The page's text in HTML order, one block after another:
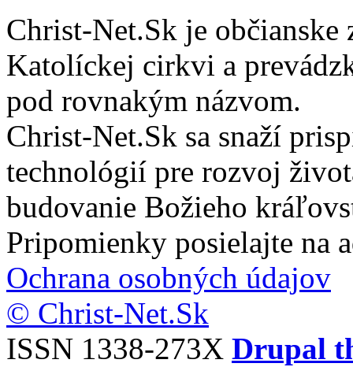
Christ-Net.Sk je
Katolíckej cirkvi a
pod rovnakým názvom.
Christ-Net.Sk sa snaží
technológií pre rozvoj
budovanie Božieho
Pripomienky posielajte na
Ochrana osobných údajov
© Christ-Net.Sk
ISSN 1338-273X Drupal